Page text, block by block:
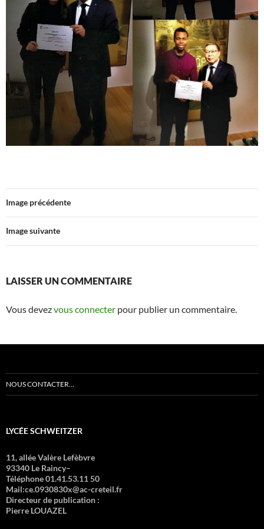
Image précédente
Image suivante
LAISSER UN COMMENTAIRE
Vous devezvous connecter pour publier un commentaire.
NOUS CONTACTER…
LYCÉE SCHWEITZER
11, allée Valère Lefèbvre
93340 Le Raincy–
Téléphone 01.41.53.11 50
Mail:ce.0930830x@ac-creteil.fr
Directeur de publication :
Pierre LOUAZEL